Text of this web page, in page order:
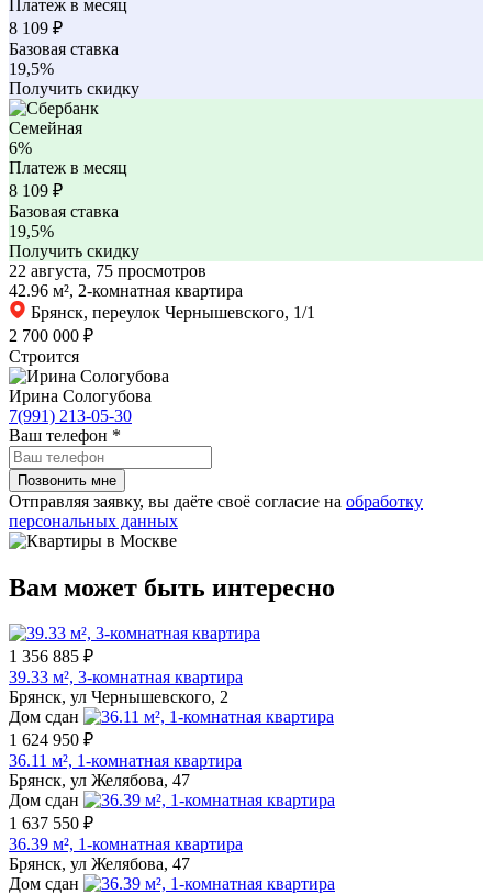
Платеж в месяц
8 109 ₽
Базовая ставка
19,5%
Получить скидку
Семейная
6%
Платеж в месяц
8 109 ₽
Базовая ставка
19,5%
Получить скидку
22 августа, 75 просмотров
42.96 м², 2-комнатная квартира
Брянск, переулок Чернышевского, 1/1
2 700 000 ₽
Строится
Ирина Сологубова
7(991) 213-05-30
Ваш телефон *
Отправляя заявку, вы даёте своё согласие на обработку
персональных данных
Вам может быть интересно
1 356 885 ₽
39.33 м², 3-комнатная квартира
Брянск, ул Чернышевского, 2
Дом сдан
1 624 950 ₽
36.11 м², 1-комнатная квартира
Брянск, ул Желябова, 47
Дом сдан
1 637 550 ₽
36.39 м², 1-комнатная квартира
Брянск, ул Желябова, 47
Дом сдан